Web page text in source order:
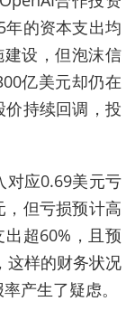
的资本支出均
设，但泡沫信
亿美元却仍在
价持续回调，投
对应0.69美元亏
但亏损预计高
超60%，且预
这样的财务状况
产生了疑虑。